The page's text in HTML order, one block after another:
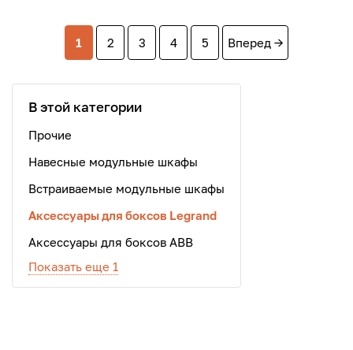
1 2 3 4 5 Вперед →
В этой категории
Прочие
Навесные модульные шкафы
Встраиваемые модульные шкафы
Аксессуары для боксов Legrand
Аксессуары для боксов ABB
Показать еще 1